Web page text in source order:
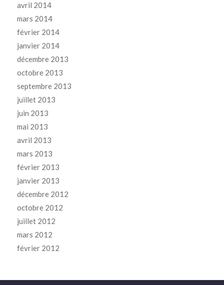
avril 2014
mars 2014
février 2014
janvier 2014
décembre 2013
octobre 2013
septembre 2013
juillet 2013
juin 2013
mai 2013
avril 2013
mars 2013
février 2013
janvier 2013
décembre 2012
octobre 2012
juillet 2012
mars 2012
février 2012